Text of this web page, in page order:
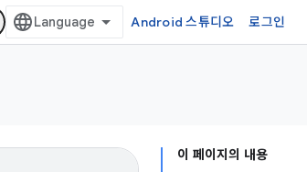
Android 스튜디오 로그인
이 페이지의 내용